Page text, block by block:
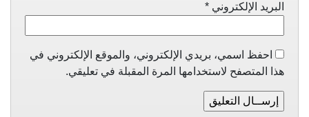
البريد الإلكتروني *
احفظ اسمي، بريدي الإلكتروني، والموقع الإلكتروني في
هذا المتصفح لاستخدامها المرة المقبلة في تعليقي.